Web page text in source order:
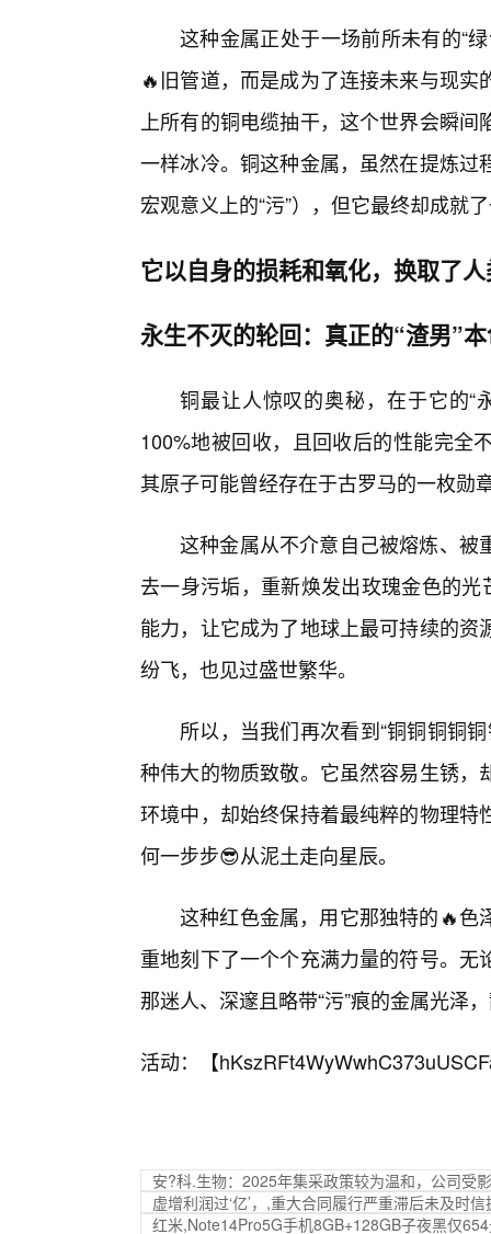
这种金属正处于一场前所未有的“
🔥旧管道，而是成为了连接未来与现
上所有的铜电缆抽干，这个世界会瞬
一样冰冷。铜这种金属，虽然在提炼
宏观意义上的“污”），但它最终却成就
它以自身的损耗和氧化，换取了
永生不灭的轮回：真正的“渣男”
铜最让人惊叹的奥秘，在于它的“
100%地被回收，且回收后的性能完全
其原子可能曾经存在于古罗马的一枚勋
这种金属从不介意自己被熔炼、被
去一身污垢，重新焕发出玫瑰金色的
能力，让它成为了地球上最可持续的
纷飞，也见过盛世繁华。
所以，当我们再次看到“铜铜铜铜
种伟大的物质致敬。它虽然容易生锈
环境中，却始终保持着最纯粹的物理
何一步步😎从泥土走向星辰。
这种红色金属，用它那独特的🔥色
重地刻下了一个个充满力量的符号。
那迷人、深邃且略带“污”痕的金属光泽
活动：【
安?科.生物：2025年集采政策较为温和，公司受
虚增利润过‘亿’，,重大合同履行严重滞后未及时
红米,Note14Pro5G手机8GB+128GB子夜黑仅